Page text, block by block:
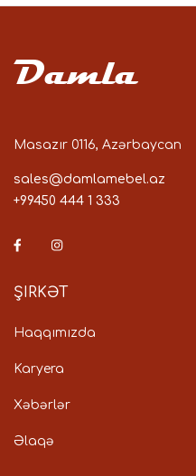
Damla
Masazır 0116, Azərbaycan
sales@damlamebel.az
+99450 444 1 333
ŞIRKƏT
Haqqımızda
Karyera
Xəbərlər
Əlaqə